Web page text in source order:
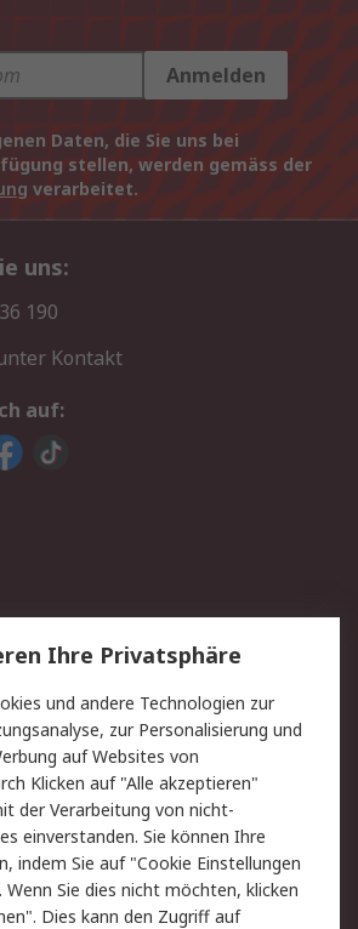
Anmelden
Daten, die Sie uns bei
stellen, werden gemäss der
verarbeitet.
uns:
190
Kontakt
auf:
Lieferlösungen
Kontakt
Datenschutz
Zahlungsbedingungen
Ihre Privatsphäre
und andere Technologien zur
zur Personalisierung und
auf Websites von
Klicken auf "Alle akzeptieren"
der Verarbeitung von nicht-
einverstanden. Sie können Ihre
indem Sie auf "Cookie Einstellungen
Sie dies nicht möchten, klicken
Dies kann den Zugriff auf